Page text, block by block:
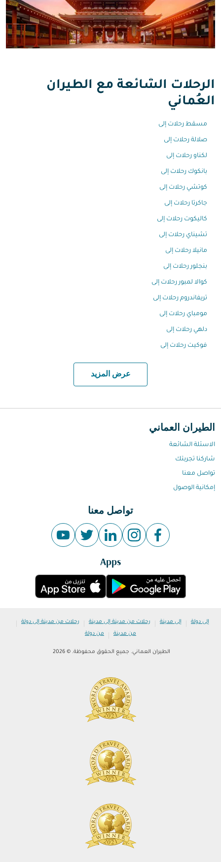
الرحلات الشائعة مع الطيران
العُماني
مسقط رحلات إلى
صلالة رحلات إلى
لكناو رحلات إلى
بانكوك رحلات إلى
كوتشي رحلات إلى
جاكرتا رحلات إلى
كاليكوت رحلات إلى
تشيناي رحلات إلى
مانيلا رحلات إلى
بنجلور رحلات إلى
كوالا لمبور رحلات إلى
تريفاندروم رحلات إلى
مومباي رحلات إلى
دلهي رحلات إلى
فوكيت رحلات إلى
عرض المزيد
الطيران العماني
الاسئلة الشائعة
شاركنا تجربتك
تواصل معنا
إمكانية الوصول
تواصل معنا
Apps
إلى دولة | إلى مدينة | رحلات من مدينة إلى مدينة | رحلات من مدينة إلى دولة |
من مدينة | من دولة
الطيران العماني. جميع الحقوق محفوظة. © 2026